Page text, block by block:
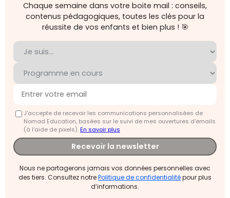
Chaque semaine dans votre boite mail : conseils,
contenus pédagogiques, toutes les clés pour la
réussite de vos enfants et bien plus ! 🎯
J'accepte de recevoir les communications personnalisées de
Nomad Education, basées sur le suivi de mes ouvertures d'emails
(à l’aide de pixels).En savoir plus
Recevoir la newsletter
Nous ne partagerons jamais vos données personnelles avec
des tiers. Consultez notrePolitique de confidentialitépour plus
d’informations.